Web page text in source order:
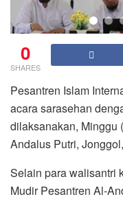
0
SHARES
Pesantren Islam
acara sarasehan
dilaksanakan, Minggu
Andalus Putri,
Selain para walisantri
Mudir Pesantren Al-